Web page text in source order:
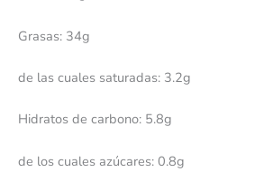
Grasas: 34g
de las cuales saturadas: 3.2g
Hidratos de carbono: 5.8g
de los cuales azúcares: 0.8g